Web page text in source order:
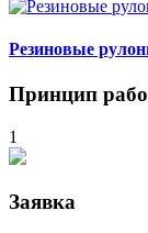
Резиновые
Принцип
1
Заявка